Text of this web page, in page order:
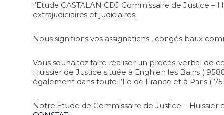
l’Etude CASTALAN CDJ Commissaire de Justice
extrajudiciaires et judiciaires.
Nous signifions vos assignations , congés baux
Vous souhaitez faire réaliser un procès-verbal de
Huissier de Justice située à Enghien les Bains (
également dans toute l’Ile de France et à Paris (
Notre Etude de Commissaire de Justice –